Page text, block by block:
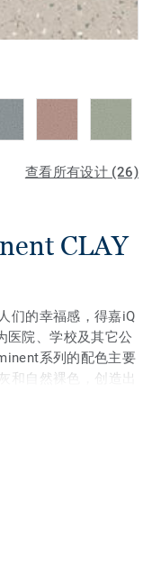
查看所有设计 (26)
CLAY
们的幸福感，得嘉iQ
医院、学校及其它公
系列的配色主要
和自然裸色，创造出
性的走廊，还是需
决方案。iQ
也能够创造出提高